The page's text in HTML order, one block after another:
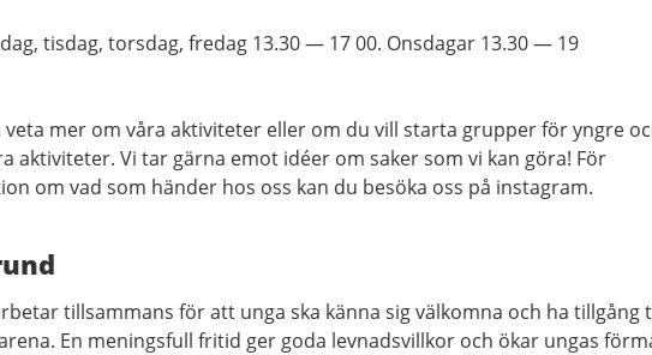
tisdag, torsdag, fredag 13.30— 17 00. Onsdagar 13.30— 19
mer om våra aktiviteter eller om du vill starta grupper för yngre
aktiviteter. Vi tar gärna emot idéer om saker som vi kan göra! För
om vad som händer hos oss kan du besöka oss på instagram.
tillsammans för att unga ska känna sig välkomna och ha tillgång
En meningsfull fritid ger goda levnadsvillkor och ökar ungas